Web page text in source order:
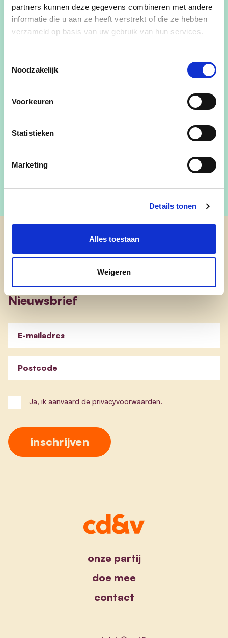
partners kunnen deze gegevens combineren met andere
informatie die u aan ze heeft verstrekt of die ze hebben
verzameld op basis van uw gebruik van hun services.
Noodzakelijk
Voorkeuren
Statistieken
Marketing
Details tonen
Alles toestaan
Weigeren
Ja, ik wens de cd&v nieuwsbrief te ontvangen
evenement
Hoeveel personen naast jezelf neem je nog mee?
cd&v Vilvoorde
Nieuwsbrief
E-mailadres
Postcode
Ja, ik aanvaard de privacyvoorwaarden.
onze partij
doe mee
contact